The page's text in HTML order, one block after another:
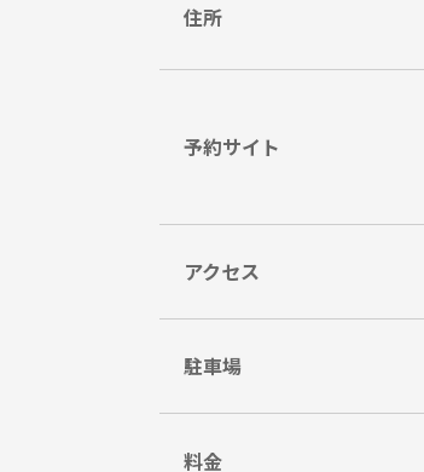
住所
予約サイト
アクセス
駐車場
料金